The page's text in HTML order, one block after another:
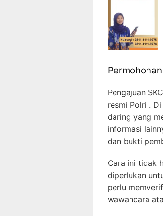
Pengajuan
resmi Polri .
daring yang
informasi
dan bukti
Cara ini tidak
diperlukan
perlu
wawancara